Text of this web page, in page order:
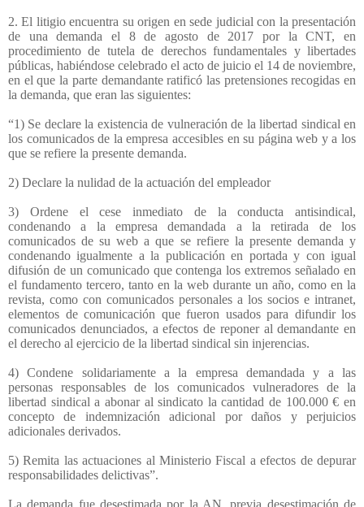
2. El litigio encuentra su origen en sede judicial con la presentación
de una demanda el 8 de agosto de 2017 por la CNT, en
procedimiento de tutela de derechos fundamentales y libertades
públicas, habiéndose celebrado el acto de juicio el 14 de noviembre,
en el que la parte demandante ratificó las pretensiones recogidas en
la demanda, que eran las siguientes:
“1) Se declare la existencia de vulneración de la libertad sindical en
los comunicados de la empresa accesibles en su página web y a los
que se refiere la presente demanda.
2) Declare la nulidad de la actuación del empleador
3) Ordene el cese inmediato de la conducta antisindical,
condenando a la empresa demandada a la retirada de los
comunicados de su web a que se refiere la presente demanda y
condenando igualmente a la publicación en portada y con igual
difusión de un comunicado que contenga los extremos señalado en
el fundamento tercero, tanto en la web durante un año, como en la
revista, como con comunicados personales a los socios e intranet,
elementos de comunicación que fueron usados para difundir los
comunicados denunciados, a efectos de reponer al demandante en
el derecho al ejercicio de la libertad sindical sin injerencias.
4) Condene solidariamente a la empresa demandada y a las
personas responsables de los comunicados vulneradores de la
libertad sindical a abonar al sindicato la cantidad de 100.000 € en
concepto de indemnización adicional por daños y perjuicios
adicionales derivados.
5) Remita las actuaciones al Ministerio Fiscal a efectos de depurar
responsabilidades delictivas”.
La demanda fue desestimada por la AN, previa desestimación de